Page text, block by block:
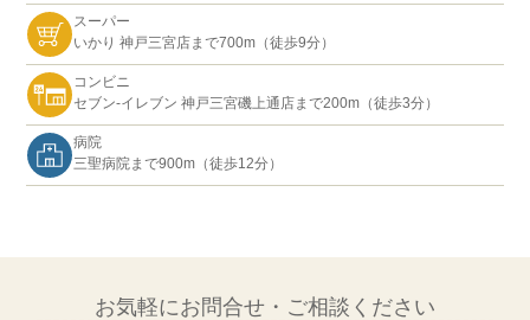
スーパー
いかり 神戸三宮店まで700m（徒歩9分）
コンビニ
セブン-イレブン 神戸三宮磯上通店まで200m（徒歩3分）
病院
三聖病院まで900m（徒歩12分）
お気軽にお問合せ・ご相談ください